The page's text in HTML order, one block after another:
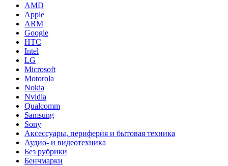
AMD
Apple
ARM
Google
HTC
Intel
LG
Microsoft
Motorola
Nokia
Nvidia
Qualcomm
Samsung
Sony
Аксессуары, периферия и бытовая техника
Аудио- и видеотехника
Без рубрики
Бенчмарки